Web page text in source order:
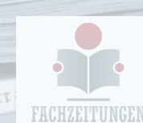
Fachzeitungen.de - Das
für Fachmagazine
eBooks